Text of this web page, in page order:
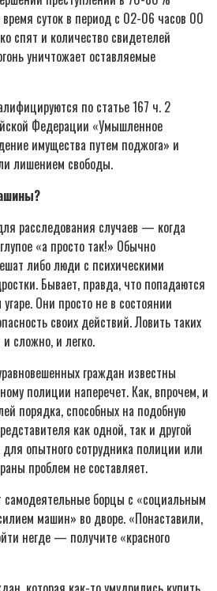
суток в период с 02-06 часов 00
спят и количество свидетелей
уничтожает оставляемые
по статье 167 ч. 2
Федерации «Умышленное
имущества путем поджога» и
лишением свободы.
расследования случаев — когда
«а просто так!» Обычно
либо люди с психическими
Бывает, правда, что попадаются
Они просто не в состоянии
своих действий. Ловить таких
сложно, и легко.
граждан известны
полиции наперечет. Как, впрочем, и
порядка, способных на подобную
как одной, так и другой
для опытного сотрудника полиции или
проблем не составляет.
борцы с «социальным
машин» во дворе. «Понаставили,
негде — получите «красного